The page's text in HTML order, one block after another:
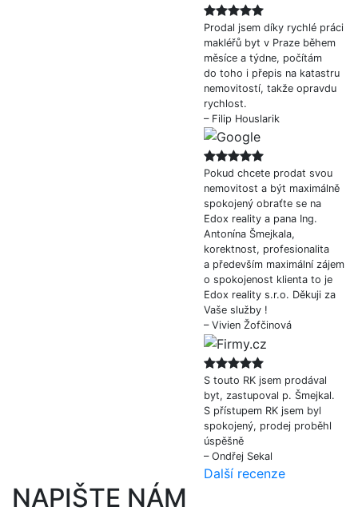
Prodal jsem díky rychlé práci
makléřů byt v Praze během
měsíce a týdne, počítám
do toho i přepis na katastru
nemovitostí, takže opravdu
rychlost.
– Filip Houslarik
Pokud chcete prodat svou
nemovitost a být maximálně
spokojený obraťte se na
Edox reality a pana Ing.
Antonína Šmejkala,
korektnost, profesionalita
a především maximální zájem
o spokojenost klienta to je
Edox reality s.r.o. Děkuji za
Vaše služby !
– Vivien Žofčinová
S touto RK jsem prodával
byt, zastupoval p. Šmejkal.
S přístupem RK jsem byl
spokojený, prodej proběhl
úspěšně
– Ondřej Sekal
Další recenze
NAPIŠTE NÁM